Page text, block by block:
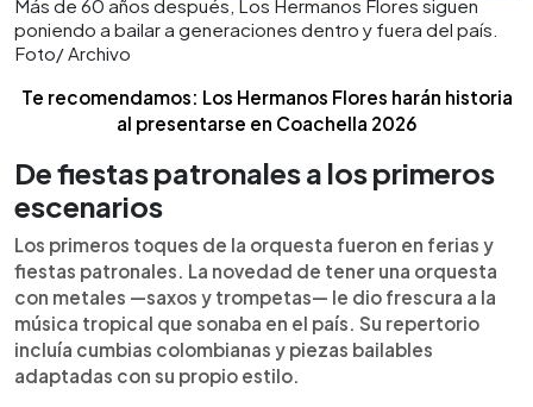
Más de 60 años después, Los Hermanos Flores siguen
poniendo a bailar a generaciones dentro y fuera del país.
Foto/ Archivo
Te recomendamos: Los Hermanos Flores harán historia
al presentarse en Coachella 2026
De fiestas patronales a los primeros
escenarios
Los primeros toques de la orquesta fueron en ferias y
fiestas patronales. La novedad de tener una orquesta
con metales —saxos y trompetas— le dio frescura a la
música tropical que sonaba en el país. Su repertorio
incluía cumbias colombianas y piezas bailables
adaptadas con su propio estilo.